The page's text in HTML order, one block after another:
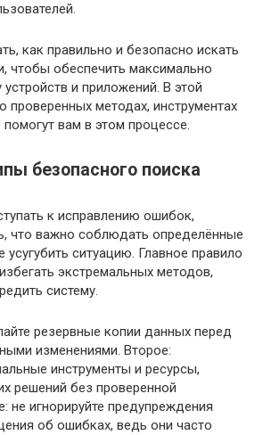
как правильно и безопасно искать
чтобы обеспечить максимально
и приложений. В этой
проверенных методах, инструментах
вам в этом процессе.
безопасного поиска
к исправлению ошибок,
что важно соблюдать определённые
ситуацию. Главное правило
экстремальных методов,
систему.
резервные копии данных перед
изменениями. Второе:
инструменты и ресурсы,
решений без проверенной
не игнорируйте предупреждения
об ошибках, ведь они часто